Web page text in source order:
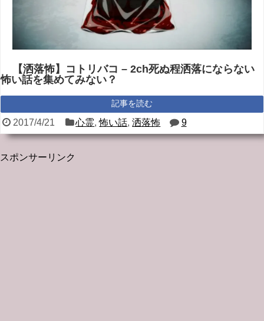
【洒落怖】コトリバコ – 2ch死ぬ程洒落にならない
怖い話を集めてみない？
記事を読む
2017/4/21 心霊,怖い話,洒落怖 9
スポンサーリンク